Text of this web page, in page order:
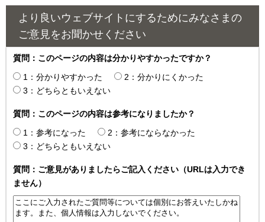
より良いウェブサイトにするためにみなさまの
ご意見をお聞かせください
質問：このページの内容は分かりやすかったですか？
1：分かりやすかった
2：分かりにくかった
3：どちらともいえない
質問：このページの内容は参考になりましたか？
1：参考になった
2：参考にならなかった
3：どちらともいえない
質問：ご意見がありましたらご記入ください（URLは入力でき
ません）